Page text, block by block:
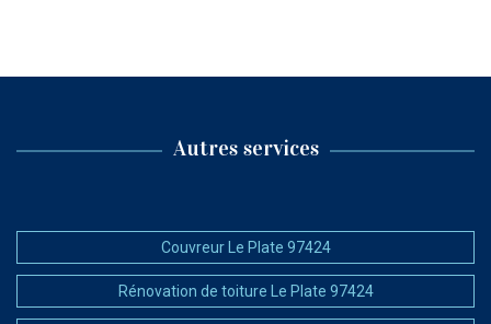
Autres services
Couvreur Le Plate 97424
Rénovation de toiture Le Plate 97424